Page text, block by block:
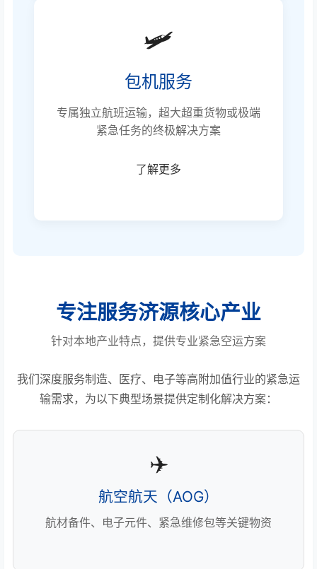
🛩️
包机服务
专属独立航班运输，超大超重货物或极端
紧急任务的终极解决方案
了解更多
专注服务济源核心产业
针对本地产业特点，提供专业紧急空运方案
我们深度服务制造、医疗、电子等高附加值行业的紧急运
输需求，为以下典型场景提供定制化解决方案：
✈️
航空航天（AOG）
航材备件、电子元件、紧急维修包等关键物资